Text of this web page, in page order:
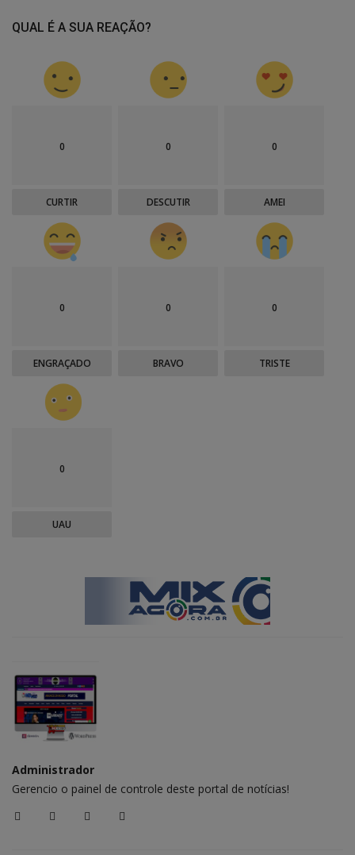
QUAL É A SUA REAÇÃO?
0
CURTIR
0
DESCUTIR
0
AMEI
0
ENGRAÇADO
0
BRAVO
0
TRISTE
0
UAU
Administrador
Gerencio o painel de controle deste portal de notícias!